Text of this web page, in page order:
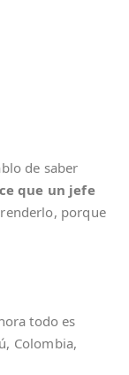
de saber
que un jefe
porque
todo es
Colombia,